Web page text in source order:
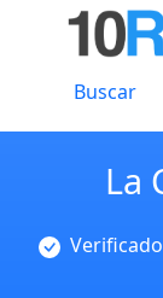
Buscar
La
Verificado